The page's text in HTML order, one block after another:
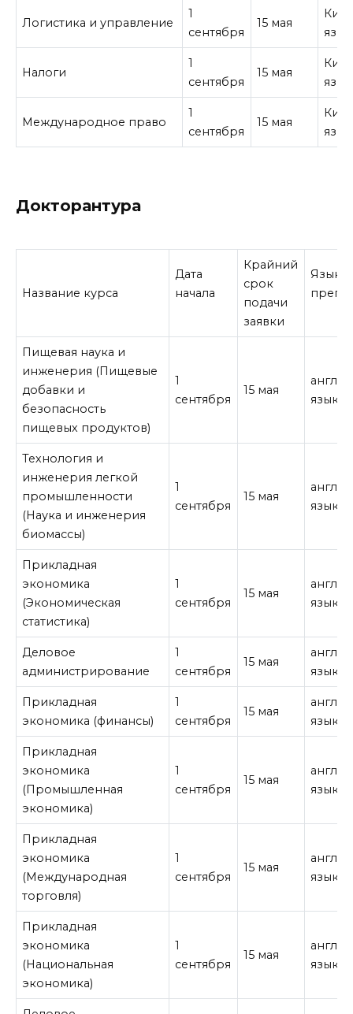
Логистика и управление
1
сентября
15 мая
язык
Налоги
1
сентября
15 мая
язык
Международное право
1
сентября
15 мая
язык
Докторантура
Название курса
Дата
начала
Крайний
срок
подачи
заявки
Язык
Пищевая наука и
инженерия (Пищевые
добавки и
безопасность
пищевых продуктов)
1
сентября
15 мая
язык
Технология и
инженерия легкой
промышленности
(Наука и инженерия
биомассы)
1
сентября
15 мая
язык
Прикладная
экономика
(Экономическая
статистика)
1
сентября
15 мая
язык
Деловое
администрирование
1
сентября
15 мая
язык
Прикладная
экономика (финансы)
1
сентября
15 мая
язык
Прикладная
экономика
(Промышленная
экономика)
1
сентября
15 мая
язык
Прикладная
экономика
(Международная
торговля)
1
сентября
15 мая
язык
Прикладная
экономика
(Национальная
экономика)
1
сентября
15 мая
язык